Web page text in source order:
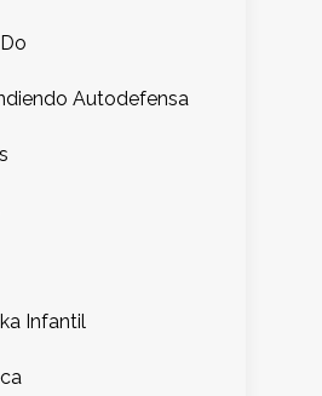
Autodefensa
Infantil